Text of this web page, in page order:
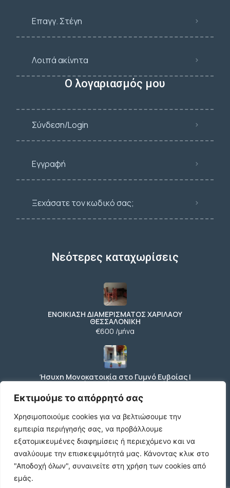
Εκτιμούμε το απόρρητό σας
Χρησιμοποιούμε cookies για να βελτιώσουμε την
εμπειρία περιήγησής σας, να προβάλλουμε
εξατομικευμένες διαφημίσεις ή περιεχόμενο και να
αναλύουμε την επισκεψιμότητά μας. Κάνοντας κλικ στο
"Αποδοχή όλων", συναινείτε στη χρήση των cookies από
εμάς.
Επαγγ. Στέγη
Λοιπά ακίνητα
Ο λογαριασμός μου
Σύνδεση/Login
Εγγραφή
Ξεχάσατε τον κωδικό σας;
Νεότερες καταχωρίσεις
ΕΝΟΙΚΙΑΣΗ ΔΙΑΜΕΡΙΣΜΑΤΟΣ ΧΑΡΙΛΑΟΥ
ΘΕΣΣΑΛΟΝΙΚΗ
€600 /μήνα
Ήσυχη Μονοκατοικία στο Γυμνό Ευβοίας |
Κοντά σε Θάλασσα & Βουνό
€52 /μήνα
ΕΝΟΙΚΙΑΣΗ ΔΙΑΜΕΡΙΣΜΑΤΟΣ ΧΑΡΙΛΑΟΥ
ΘΕΣΣΑΛΟΝΙΚΗ
€600 /μήνα